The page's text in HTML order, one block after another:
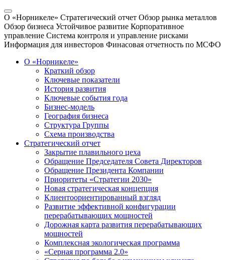
О «Норникеле» Стратегический отчет Обзор рынка металлов
Обзор бизнеса Устойчивое развитие Корпоративное
управление Система контроля и управление рисками
Информация для инвесторов Финасовая отчетность по МСФО
О «Норникеле»
Краткий обзор
Ключевые показатели
История развития
Ключевые события года
Бизнес-модель
География бизнеса
Структура Группы
Схема производства
Стратегический отчет
Закрытие плавильного цеха
Обращение Председателя Совета Директоров
Обращение Президента Компании
Приоритеты «Стратегии 2030»
Новая стратегическая концепция
Клиентоориентированный взгляд
Развитие эффективной конфигурации
перерабатывающих мощностей
Дорожная карта развития перерабатывающих
мощностей
Комплексная экологическая программа
«Серная программа 2.0»